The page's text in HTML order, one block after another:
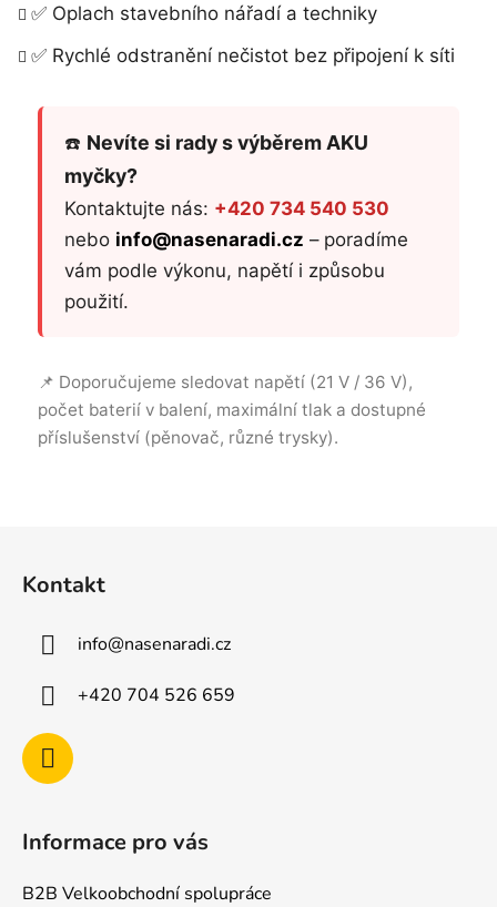
✅ Oplach stavebního nářadí a techniky
✅ Rychlé odstranění nečistot bez připojení k síti
☎️ Nevíte si rady s výběrem AKU
myčky?
Kontaktujte nás: +420 734 540 530
nebo info@nasenaradi.cz – poradíme
vám podle výkonu, napětí i způsobu
použití.
📌 Doporučujeme sledovat napětí (21 V / 36 V),
počet baterií v balení, maximální tlak a dostupné
příslušenství (pěnovač, různé trysky).
Kontakt
info@nasenaradi.cz
+420 704 526 659
Informace pro vás
B2B Velkoobchodní spolupráce